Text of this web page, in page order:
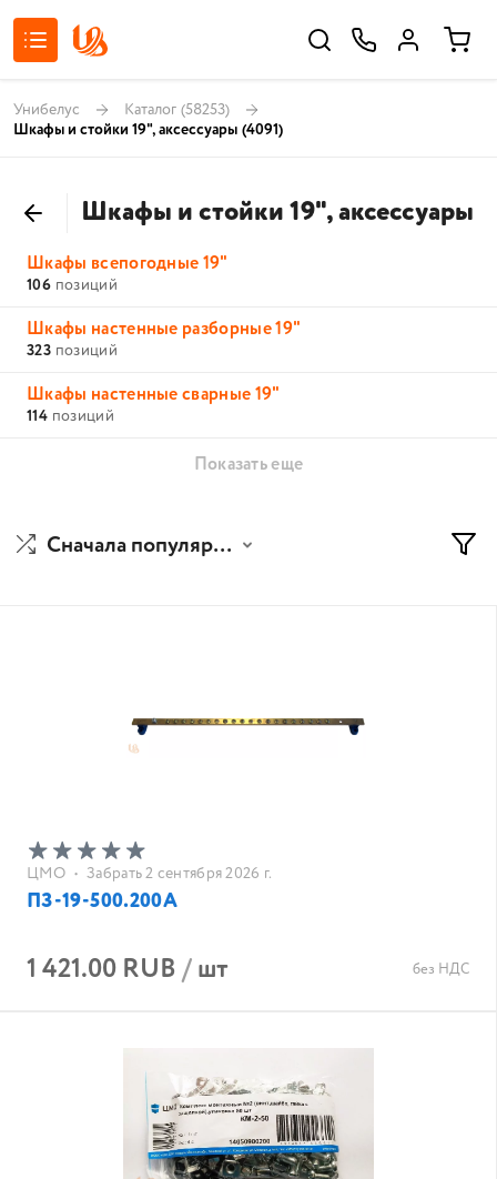
Унибелус Каталог (58253)
Шкафы и стойки 19", аксессуары (4091)
Шкафы и стойки 19", аксессуары
Шкафы всепогодные 19"
106 позиций
Шкафы настенные разборные 19"
323 позиций
Шкафы настенные сварные 19"
114 позиций
Показать еще
Сначала популярные
ЦМО • Забрать 2 сентября 2026 г.
ПЗ-19-500.200А
1 421.00 RUB/шт без НДС